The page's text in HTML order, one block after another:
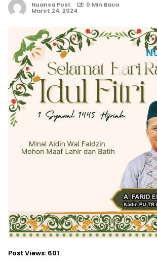
Nuansa Post 0 Min Baca
Maret 24, 2024
Post Views: 601